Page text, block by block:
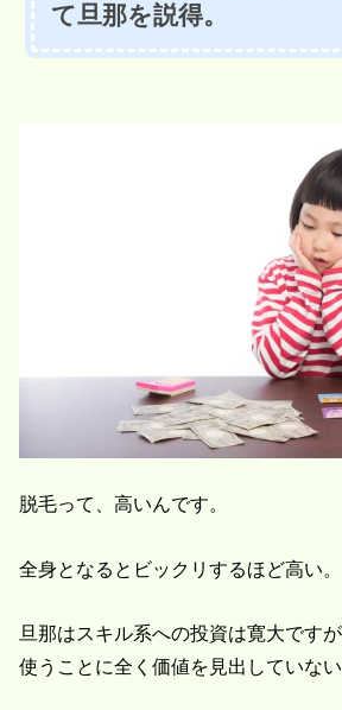
て旦那を説得。
脱毛って、高いんです。
全身となるとビックリするほど高い。
旦那はスキル系への投資は寛大です
使うことに全く価値を見出していない